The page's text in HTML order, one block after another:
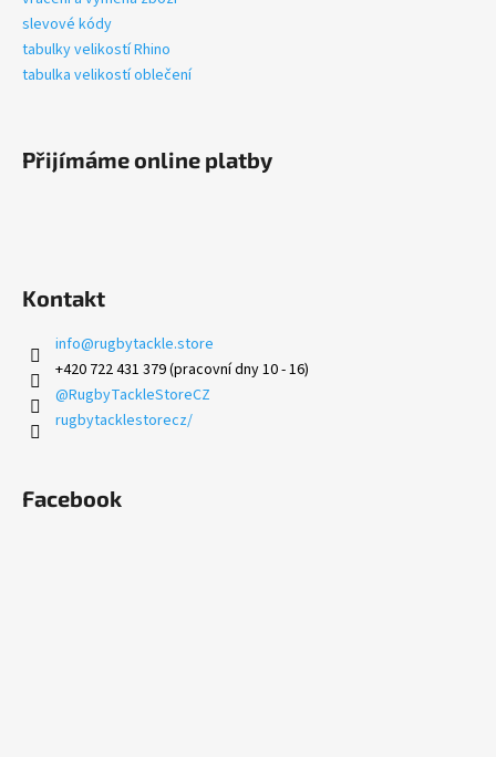
slevové kódy
tabulky velikostí Rhino
tabulka velikostí oblečení
Přijímáme online platby
Kontakt
info@rugbytackle.store
+420 722 431 379 (pracovní dny 10 - 16)
@RugbyTackleStoreCZ
rugbytacklestorecz/
Facebook